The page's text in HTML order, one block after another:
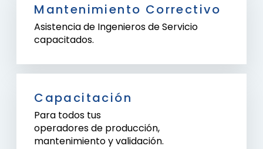
Mantenimiento Correctivo
Asistencia de Ingenieros de Servicio
capacitados.
Capacitación
Para todos tus
operadores de producción,
mantenimiento y validación.